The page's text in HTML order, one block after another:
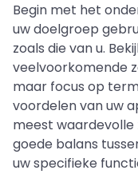
Begin met het
uw doelgroep
zoals die van u.
veelvoorkomende
maar focus op
voordelen van uw
meest
goede balans
uw specifieke